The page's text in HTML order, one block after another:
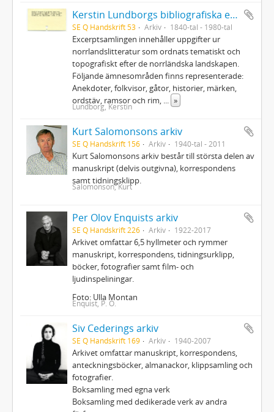
Kerstin Lundborgs bibliografiska excerpter rörande norrlandslitteratur
SE Q Handskrift 53 Arkiv 1840-tal - 1980-tal
Excerptsamlingen innehåller uppgifter ur
norrlandslitteratur som ordnats tematiskt och
topografiskt efter de norrländska landskapen.
Följande ämnesområden finns representerade:
Anekdoter, folkvisor, gåtor, historier, märken,
ordstäv, ramsor och rim,
»
Lundborg, Kerstin
Kurt Salomonsons arkiv
SE Q Handskrift 156 Arkiv 1940-tal - 2011
Kurt Salomonsons arkiv består till största delen av
manuskript (delvis outgivna), korrespondens
samt tidningsklipp.
Salomonson, Kurt
Per Olov Enquists arkiv
SE Q Handskrift 226 Arkiv 1922-2017
Arkivet omfattar 6,5 hyllmeter och rymmer
manuskript, korrespondens, tidningsurklipp,
böcker, fotografier samt film- och
ljudinspeliningar.
Foto: Ulla Montan
Enquist, P. O.
Siv Cederings arkiv
SE Q Handskrift 169 Arkiv 1940-2007
Arkivet omfattar manuskript, korrespondens,
anteckningsböcker, almanackor, klippsamling och
fotografier.
Boksamling med egna verk
Boksamling med dedikerade verk av andra